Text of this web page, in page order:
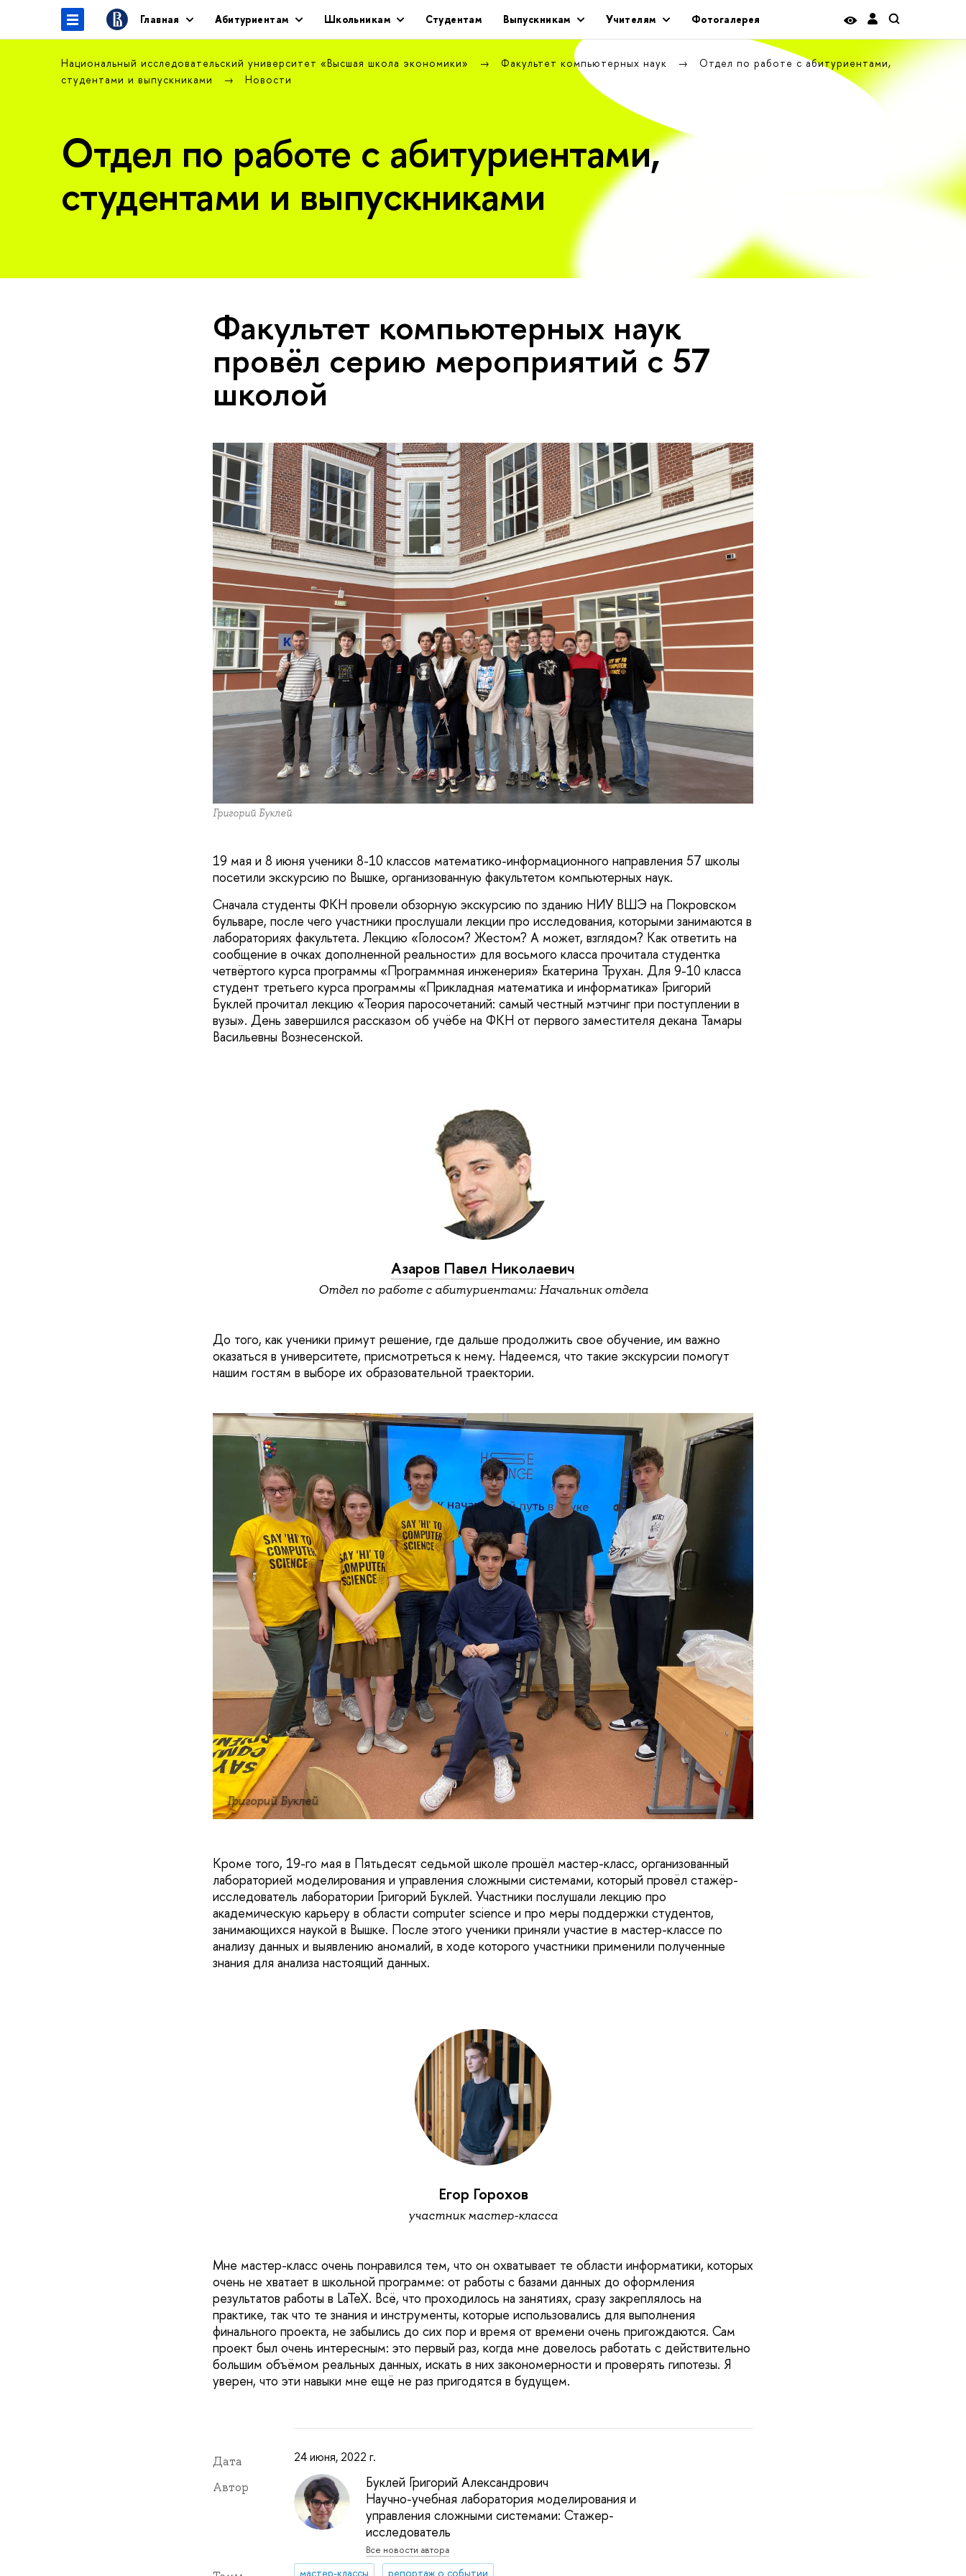
Главная Абитуриентам Школьникам Студентам Выпускникам Учителям Фотогалерея
Национальный исследовательский университет «Высшая школа экономики» Факультет компьютерных наук
Отдел по работе с абитуриентами,
студентами и выпускниками
Новости
Отдел по работе с абитуриентами,
студентами и выпускниками
Факультет компьютерных наук
провёл серию мероприятий с 57
школой
Григорий Буклей
19 мая и 8 июня ученики 8-10 классов математико-информационного направления 57 школы
посетили экскурсию по Вышке, организованную факультетом компьютерных наук.
Сначала студенты ФКН провели обзорную экскурсию по зданию НИУ ВШЭ на Покровском
бульваре, после чего участники прослушали лекции про исследования, которыми занимаются в
лабораториях факультета. Лекцию «Голосом? Жестом? А может, взглядом? Как ответить на
сообщение в очках дополненной реальности»‎ для восьмого класса прочитала студентка
четвёртого курса программы «Программная инженерия»‎ Екатерина Трухан. Для 9-10 класса
студент третьего курса программы «Прикладная математика и информатика» Григорий
Буклей прочитал лекцию «Теория паросочетаний: самый честный мэтчинг при поступлении в
вузы». День завершился рассказом об учёбе на ФКН от первого заместителя декана Тамары
Васильевны Вознесенской.
Азаров Павел Николаевич
Отдел по работе с абитуриентами: Начальник отдела
До того, как ученики примут решение, где дальше продолжить свое обучение, им важно
оказаться в университете, присмотреться к нему. Надеемся, что такие экскурсии помогут
нашим гостям в выборе их образовательной траектории.
Григорий Буклей
Кроме того, 19-го мая в Пятьдесят седьмой школе прошёл мастер-класс, организованный
лабораторией моделирования и управления сложными системами, который провёл стажёр-
исследователь лаборатории Григорий Буклей. Участники послушали лекцию про
академическую карьеру в области computer science и про меры поддержки студентов,
занимающихся наукой в Вышке. После этого ученики приняли участие в мастер-классе по
анализу данных и выявлению аномалий, в ходе которого участники применили полученные
знания для анализа настоящий данных.
Егор Горохов
участник мастер-класса
Мне мастер-класс очень понравился тем, что он охватывает те области информатики, которых
очень не хватает в школьной программе: от работы с базами данных до оформления
результатов работы в LaTeX. Всё, что проходилось на занятиях, сразу закреплялось на
практике, так что те знания и инструменты, которые использовались для выполнения
финального проекта, не забылись до сих пор и время от времени очень пригождаются. Сам
проект был очень интересным: это первый раз, когда мне довелось работать с действительно
большим объёмом реальных данных, искать в них закономерности и проверять гипотезы. Я
уверен, что эти навыки мне ещё не раз пригодятся в будущем.
Дата 24 июня, 2022 г.
Автор
Буклей Григорий Александрович
Научно-учебная лаборатория моделирования и
управления сложными системами: Стажер-
исследователь
Все новости автора
мастер-классы репортаж о событии